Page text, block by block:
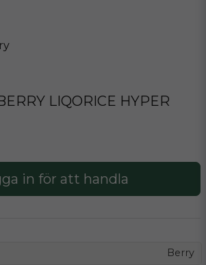
LIQORICE HYPER
in för att handla
Berry